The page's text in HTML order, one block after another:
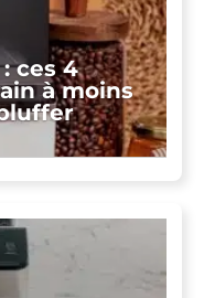
ces 4
à moins